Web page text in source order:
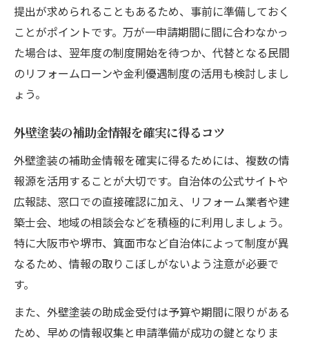
提出が求められることもあるため、事前に準備しておく
ことがポイントです。万が一申請期間に間に合わなかっ
た場合は、翌年度の制度開始を待つか、代替となる民間
のリフォームローンや金利優遇制度の活用も検討しまし
ょう。
外壁塗装の補助金情報を確実に得るコツ
外壁塗装の補助金情報を確実に得るためには、複数の情
報源を活用することが大切です。自治体の公式サイトや
広報誌、窓口での直接確認に加え、リフォーム業者や建
築士会、地域の相談会などを積極的に利用しましょう。
特に大阪市や堺市、箕面市など自治体によって制度が異
なるため、情報の取りこぼしがないよう注意が必要で
す。
また、外壁塗装の助成金受付は予算や期間に限りがある
ため、早めの情報収集と申請準備が成功の鍵となりま